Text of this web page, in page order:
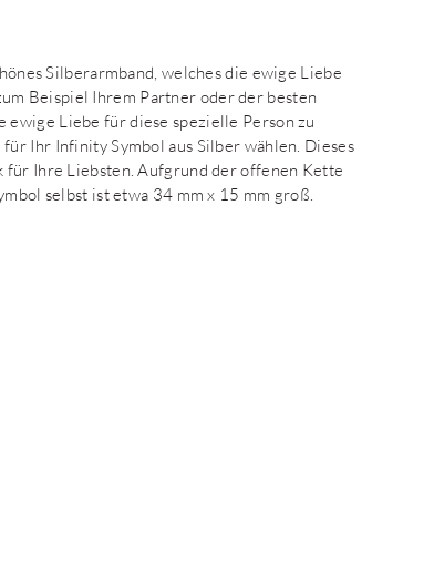
Silberarmband, welches die ewige Liebe
Beispiel Ihrem Partner oder der besten
ewige Liebe für diese spezielle Person zu
Ihr Infinity Symbol aus Silber wählen. Dieses
für Ihre Liebsten. Aufgrund der offenen Kette
selbst ist etwa 34 mm x 15 mm groß.